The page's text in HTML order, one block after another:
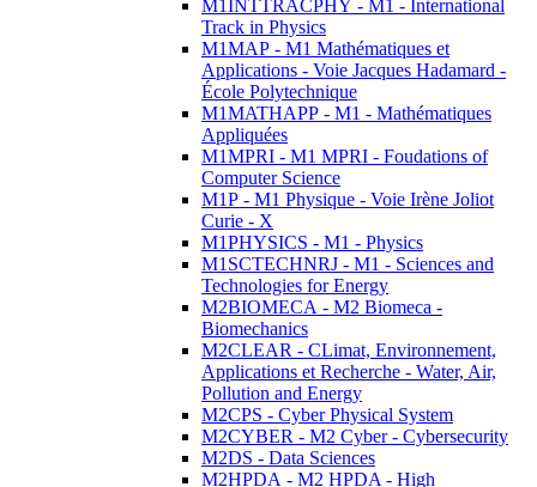
M1INTTRACPHY - M1 - International
Track in Physics
M1MAP - M1 Mathématiques et
Applications - Voie Jacques Hadamard -
École Polytechnique
M1MATHAPP - M1 - Mathématiques
Appliquées
M1MPRI - M1 MPRI - Foudations of
Computer Science
M1P - M1 Physique - Voie Irène Joliot
Curie - X
M1PHYSICS - M1 - Physics
M1SCTECHNRJ - M1 - Sciences and
Technologies for Energy
M2BIOMECA - M2 Biomeca -
Biomechanics
M2CLEAR - CLimat, Environnement,
Applications et Recherche - Water, Air,
Pollution and Energy
M2CPS - Cyber Physical System
M2CYBER - M2 Cyber - Cybersecurity
M2DS - Data Sciences
M2HPDA - M2 HPDA - High